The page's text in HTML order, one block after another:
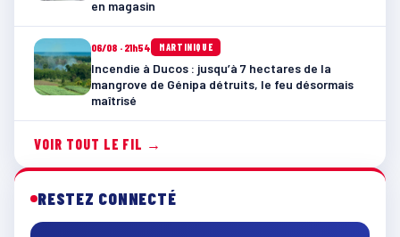
en magasin
06/08 · 21h54 MARTINIQUE
Incendie à Ducos : jusqu’à 7 hectares de la
mangrove de Génipa détruits, le feu désormais
maîtrisé
VOIR TOUT LE FIL →
RESTEZ CONNECTÉ